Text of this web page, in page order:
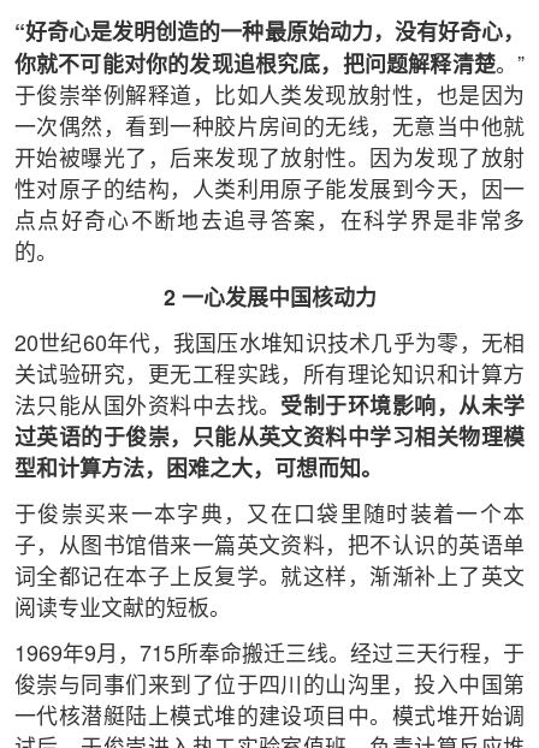
“好奇心是发明创造的一种最原始动力，没有好奇心，
你就不可能对你的发现追根究底，把问题解释清楚。”
于俊崇举例解释道，比如人类发现放射性，也是因为
一次偶然，看到一种胶片房间的无线，无意当中他就
开始被曝光了，后来发现了放射性。因为发现了放射
性对原子的结构，人类利用原子能发展到今天，因一
点点好奇心不断地去追寻答案，在科学界是非常多
的。
2 一心发展中国核动力
20世纪60年代，我国压水堆知识技术几乎为零，无相
关试验研究，更无工程实践，所有理论知识和计算方
法只能从国外资料中去找。 受制于环境影响，从未学
过英语的于俊崇，只能从英文资料中学习相关物理模
型和计算方法，困难之大，可想而知。
于俊崇买来一本字典，又在口袋里随时装着一个本
子，从图书馆借来一篇英文资料，把不认识的英语单
词全都记在本子上反复学。就这样，渐渐补上了英文
阅读专业文献的短板。
1969年9月，715所奉命搬迁三线。经过三天行程，于
俊崇与同事们来到了位于四川的山沟里，投入中国第
一代核潜艇陆上模式堆的建设项目中。模式堆开始调